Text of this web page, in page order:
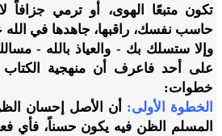
تكون متبعًا الهوى، أو ترمي جزافاً
حاسب نفسك، راقبها، جاهدها في الله
وإلا ستسلك بك - والعياذ بالله -
على أحد فاعرف أن منهجية
خطوات:
الخطوة الأولى: أن الأصل إحسان
المسلم الظن فيه يكون حسناً، فأي